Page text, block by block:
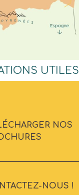
UTILES
NOS
NOUS !